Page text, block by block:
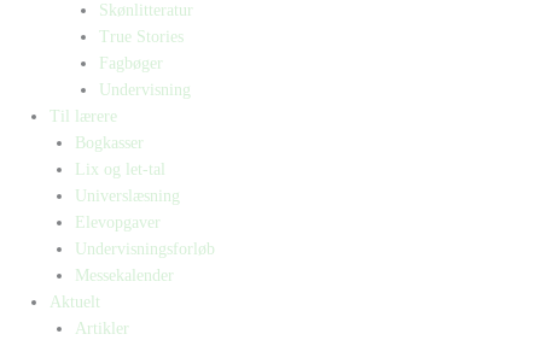
Skønlitteratur
True Stories
Fagbøger
Undervisning
Til lærere
Bogkasser
Lix og let-tal
Universlæsning
Elevopgaver
Undervisningsforløb
Messekalender
Aktuelt
Artikler